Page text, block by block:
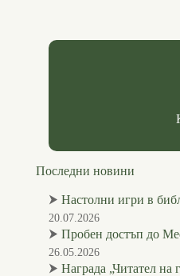
Последни новини
⮞ Настолни игри в
20.07.2026
⮞ Пробен достъп до
26.05.2026
⮞ Награда „Читател на